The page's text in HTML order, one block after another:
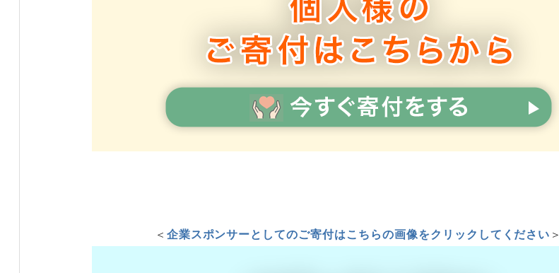
＜ 企業スポンサーとしてのご寄付はこちらの画像をクリックしてください ＞